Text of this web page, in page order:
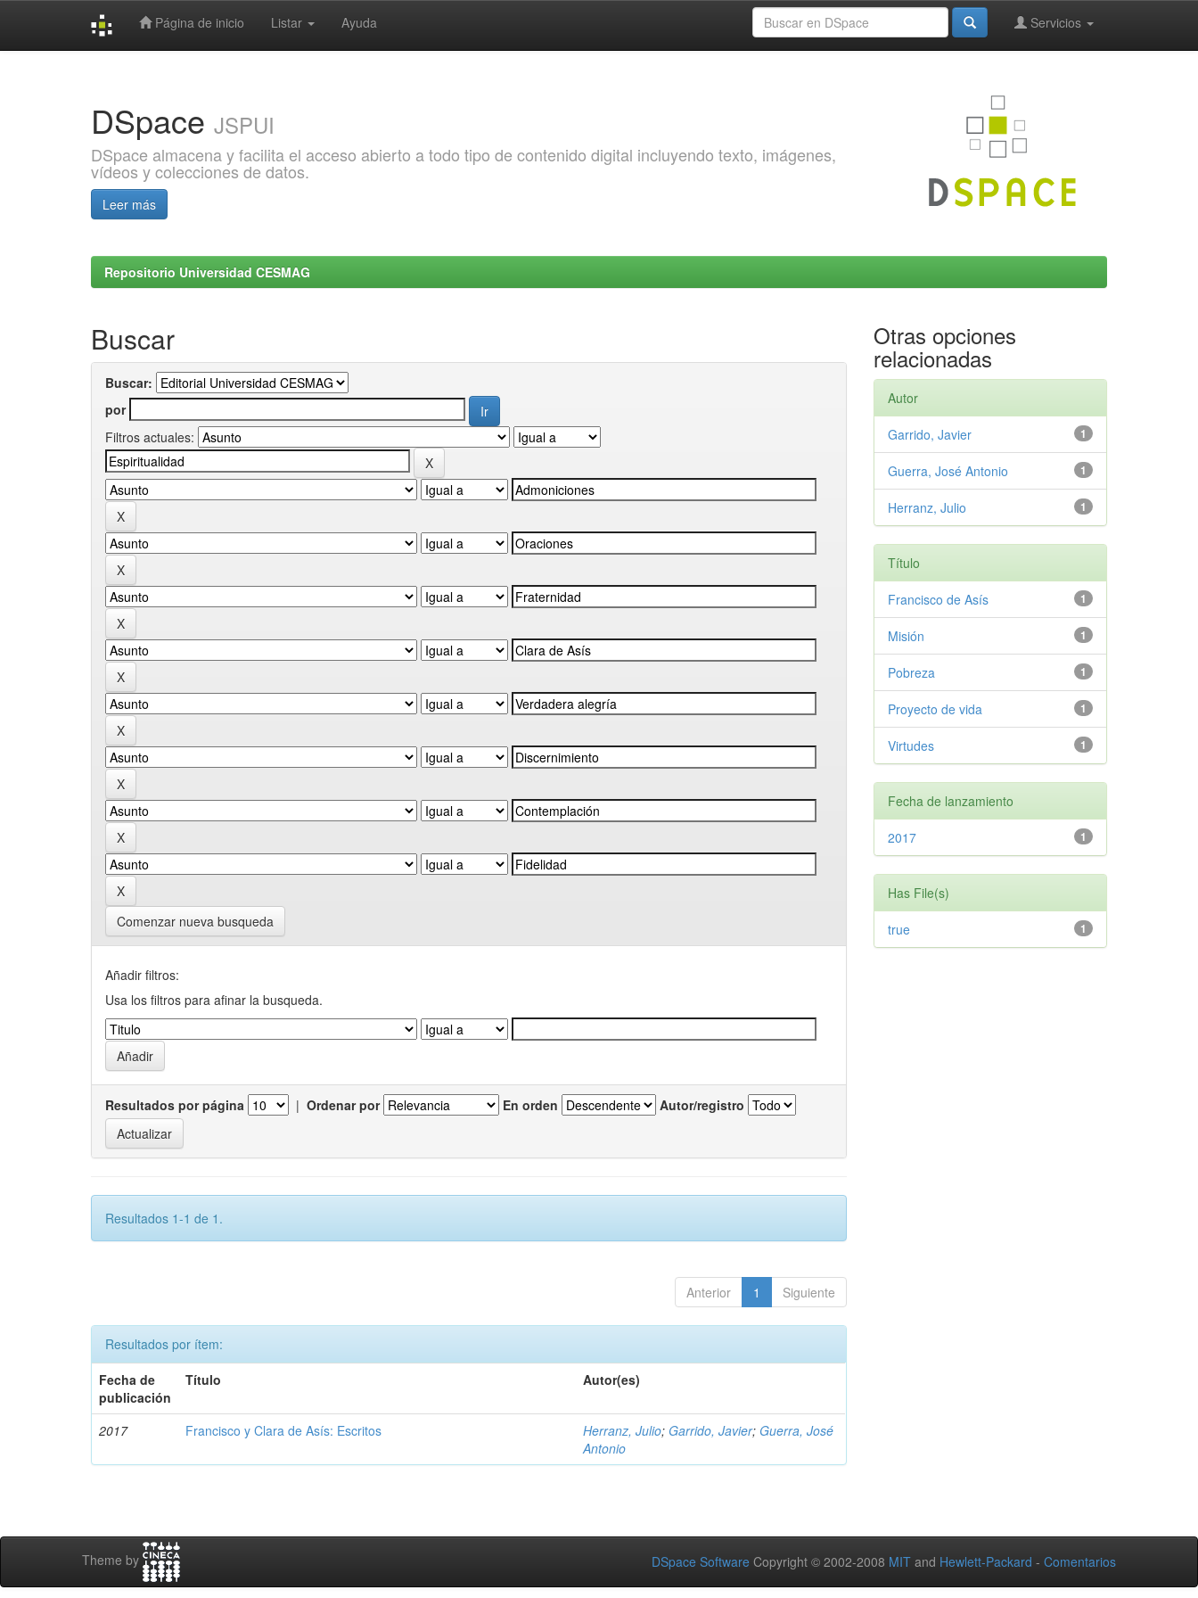
Página de inicio Listar Ayuda Servicios
DSpace JSPUI
DSpace almacena y facilita el acceso abierto a todo tipo de contenido digital incluyendo texto, imágenes,
vídeos y colecciones de datos.
Leer más
Repositorio Universidad CESMAG
Buscar
Buscar:
por
Filtros actuales:
Comenzar nueva busqueda
Añadir filtros:
Usa los filtros para afinar la busqueda.
Resultados por página | Ordenar por En orden Autor/registro
Resultados 1-1 de 1.
Anterior 1 Siguiente
Resultados por ítem:
Fecha de
publicación
Título Autor(es)
2017 Francisco y Clara de Asís: Escritos Herranz, Julio; Garrido, Javier; Guerra, José
Antonio
Otras opciones
relacionadas
Autor
1
Garrido, Javier
1
Guerra, José Antonio
1
Herranz, Julio
Título
1
Francisco de Asís
1
Misión
1
Pobreza
1
Proyecto de vida
1
Virtudes
Fecha de lanzamiento
1
2017
Has File(s)
1
true
Theme by DSpace Software Copyright © 2002-2008 MIT and Hewlett-Packard - Comentarios